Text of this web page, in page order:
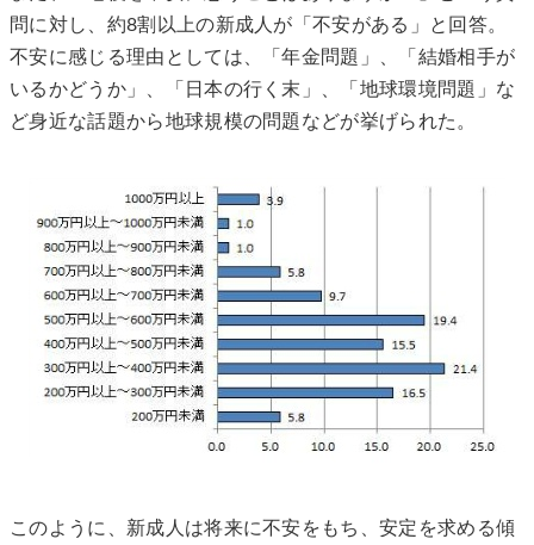
問に対し、約8割以上の新成人が「不安がある」と回答。
不安に感じる理由としては、「年金問題」、「結婚相手が
いるかどうか」、「日本の行く末」、「地球環境問題」な
ど身近な話題から地球規模の問題などが挙げられた。
このように、新成人は将来に不安をもち、安定を求める傾